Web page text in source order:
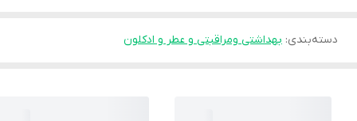
دسته‌بندی: بهداشتی ومراقبتی و عطر و ادکلون